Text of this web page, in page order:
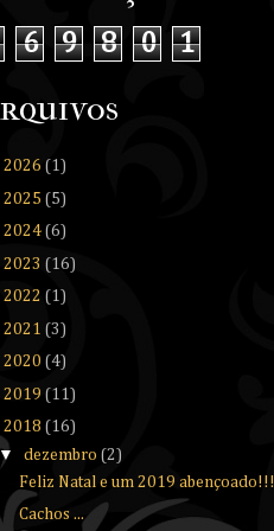
6 9 8 0 1
2026 (1)
2025 (5)
2024 (6)
2023 (16)
2022 (1)
2021 (3)
2020 (4)
2019 (11)
2018 (16)
dezembro (2)
Feliz Natal e um 2019 abençoado!!!
Cachos ...